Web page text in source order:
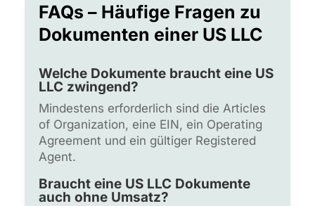
FAQs – Häufige Fragen zu
Dokumenten einer US LLC
Welche Dokumente braucht eine US
LLC zwingend?
Mindestens erforderlich sind die Articles
of Organization, eine EIN, ein Operating
Agreement und ein gültiger Registered
Agent.
Braucht eine US LLC Dokumente
auch ohne Umsatz?